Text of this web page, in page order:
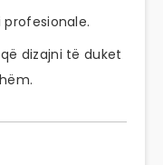
dizajni të duket